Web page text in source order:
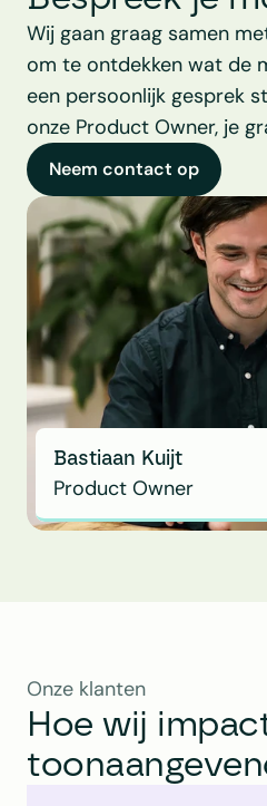
Bastiaan Kuijt
Product Owner
Wij gaan graag samen
om te ontdekken wat de
een persoonlijk gesprek
onze Product Owner, je
Neem contact op
Onze klanten
Hoe wij